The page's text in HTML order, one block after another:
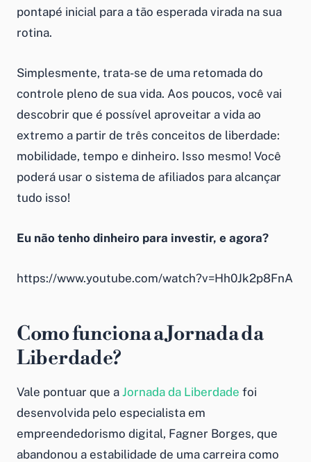
pontapé inicial para a tão esperada virada na sua
rotina.
Simplesmente, trata-se de uma retomada do
controle pleno de sua vida. Aos poucos, você vai
descobrir que é possível aproveitar a vida ao
extremo a partir de três conceitos de liberdade:
mobilidade, tempo e dinheiro. Isso mesmo! Você
poderá usar o sistema de afiliados para alcançar
tudo isso!
Eu não tenho dinheiro para investir, e agora?
https://www.youtube.com/watch?v=Hh0Jk2p8FnA
Como funciona a Jornada da
Liberdade?
Vale pontuar que a Jornada da Liberdade foi
desenvolvida pelo especialista em
empreendedorismo digital, Fagner Borges, que
abandonou a estabilidade de uma carreira como